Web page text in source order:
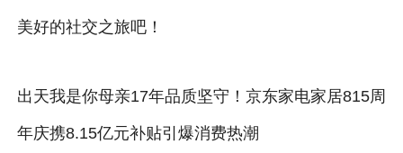
美好的社交之旅吧！
出天我是你母亲17年品质坚守！京东家电家居815周
年庆携8.15亿元补贴引爆消费热潮